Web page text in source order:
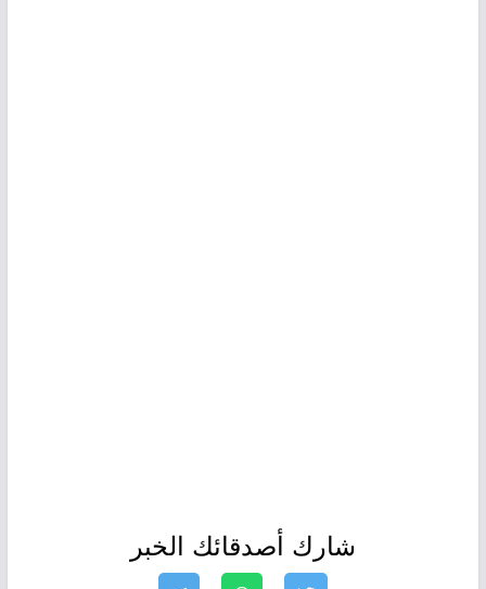
شارك أصدقائك الخبر